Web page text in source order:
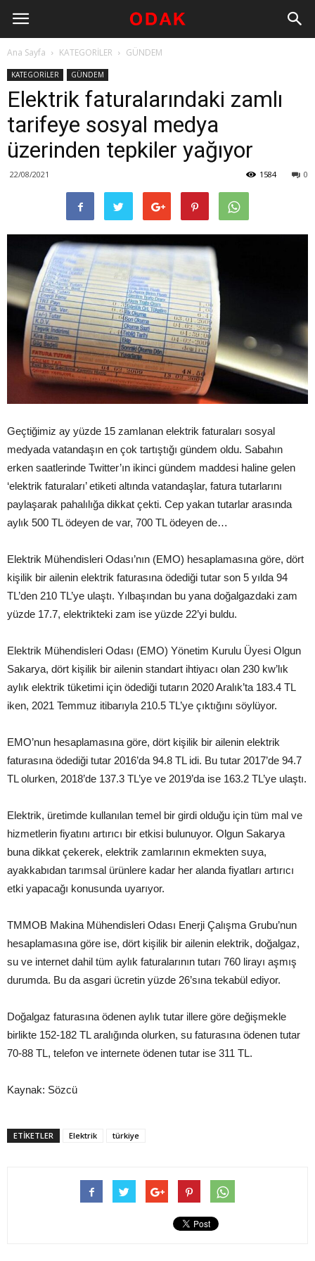
Ana Sayfa KATEGORİLER GÜNDEM
KATEGORİLER GÜNDEM
Elektrik faturalarındaki zamlı
tarifeye sosyal medya
üzerinden tepkiler yağıyor
22/08/2021 0
1584
Geçtiğimiz ay yüzde 15 zamlanan elektrik faturaları sosyal
medyada vatandaşın en çok tartıştığı gündem oldu. Sabahın
erken saatlerinde Twitter’ın ikinci gündem maddesi haline gelen
‘elektrik faturaları’ etiketi altında vatandaşlar, fatura tutarlarını
paylaşarak pahalılığa dikkat çekti. Cep yakan tutarlar arasında
aylık 500 TL ödeyen de var, 700 TL ödeyen de…
Elektrik Mühendisleri Odası’nın (EMO) hesaplamasına göre, dört
kişilik bir ailenin elektrik faturasına ödediği tutar son 5 yılda 94
TL’den 210 TL’ye ulaştı. Yılbaşından bu yana doğalgazdaki zam
yüzde 17.7, elektrikteki zam ise yüzde 22’yi buldu.
Elektrik Mühendisleri Odası (EMO) Yönetim Kurulu Üyesi Olgun
Sakarya, dört kişilik bir ailenin standart ihtiyacı olan 230 kw’lık
aylık elektrik tüketimi için ödediği tutarın 2020 Aralık’ta 183.4 TL
iken, 2021 Temmuz itibarıyla 210.5 TL’ye çıktığını söylüyor.
EMO’nun hesaplamasına göre, dört kişilik bir ailenin elektrik
faturasına ödediği tutar 2016’da 94.8 TL idi. Bu tutar 2017’de 94.7
TL olurken, 2018’de 137.3 TL’ye ve 2019’da ise 163.2 TL’ye ulaştı.
Elektrik, üretimde kullanılan temel bir girdi olduğu için tüm mal ve
hizmetlerin fiyatını artırıcı bir etkisi bulunuyor. Olgun Sakarya
buna dikkat çekerek, elektrik zamlarının ekmekten suya,
ayakkabıdan tarımsal ürünlere kadar her alanda fiyatları artırıcı
etki yapacağı konusunda uyarıyor.
TMMOB Makina Mühendisleri Odası Enerji Çalışma Grubu’nun
hesaplamasına göre ise, dört kişilik bir ailenin elektrik, doğalgaz,
su ve internet dahil tüm aylık faturalarının tutarı 760 lirayı aşmış
durumda. Bu da asgari ücretin yüzde 26’sına tekabül ediyor.
Doğalgaz faturasına ödenen aylık tutar illere göre değişmekle
birlikte 152-182 TL aralığında olurken, su faturasına ödenen tutar
70-88 TL, telefon ve internete ödenen tutar ise 311 TL.
Kaynak: Sözcü
ETIKETLER Elektrik türkiye